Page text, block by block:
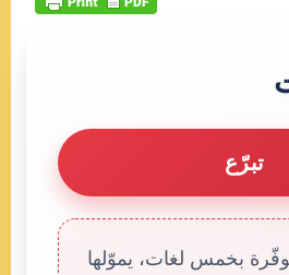
تبرّع
بخمس لغات، يموّلها